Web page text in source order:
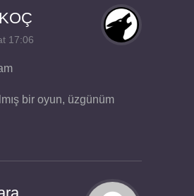
17:06
bir oyun, üzgünüm